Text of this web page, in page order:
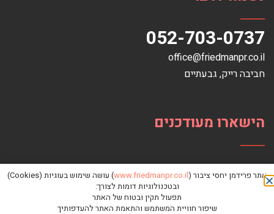
052-703-0737
office@friedmanpr.co.il
חביבה רייק‏, ‏גבעתיים‏
הישארו מעודכנים
אתר פרידמן יחסי ציבור (www.friedmanpr.co.il
) עושה שימוש בעוגיות (Cookies)
ובטכנולוגיות דומות לצורך:
תפעול תקין ובטוח של האתר
שיפור חוויית המשתמש והתאמת האתר להעדפותיך